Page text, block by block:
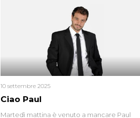
Monica si proclama innocente. Nel 2015
un’altra donna confessa lo stesso delitto, poi
ritratta. Due colpevoli per un solo omicidio:
errore giudiziario o giustizia cieca?
Ciao Paul
10 settembre 2025
Martedì mattina è venuto a mancare Paul